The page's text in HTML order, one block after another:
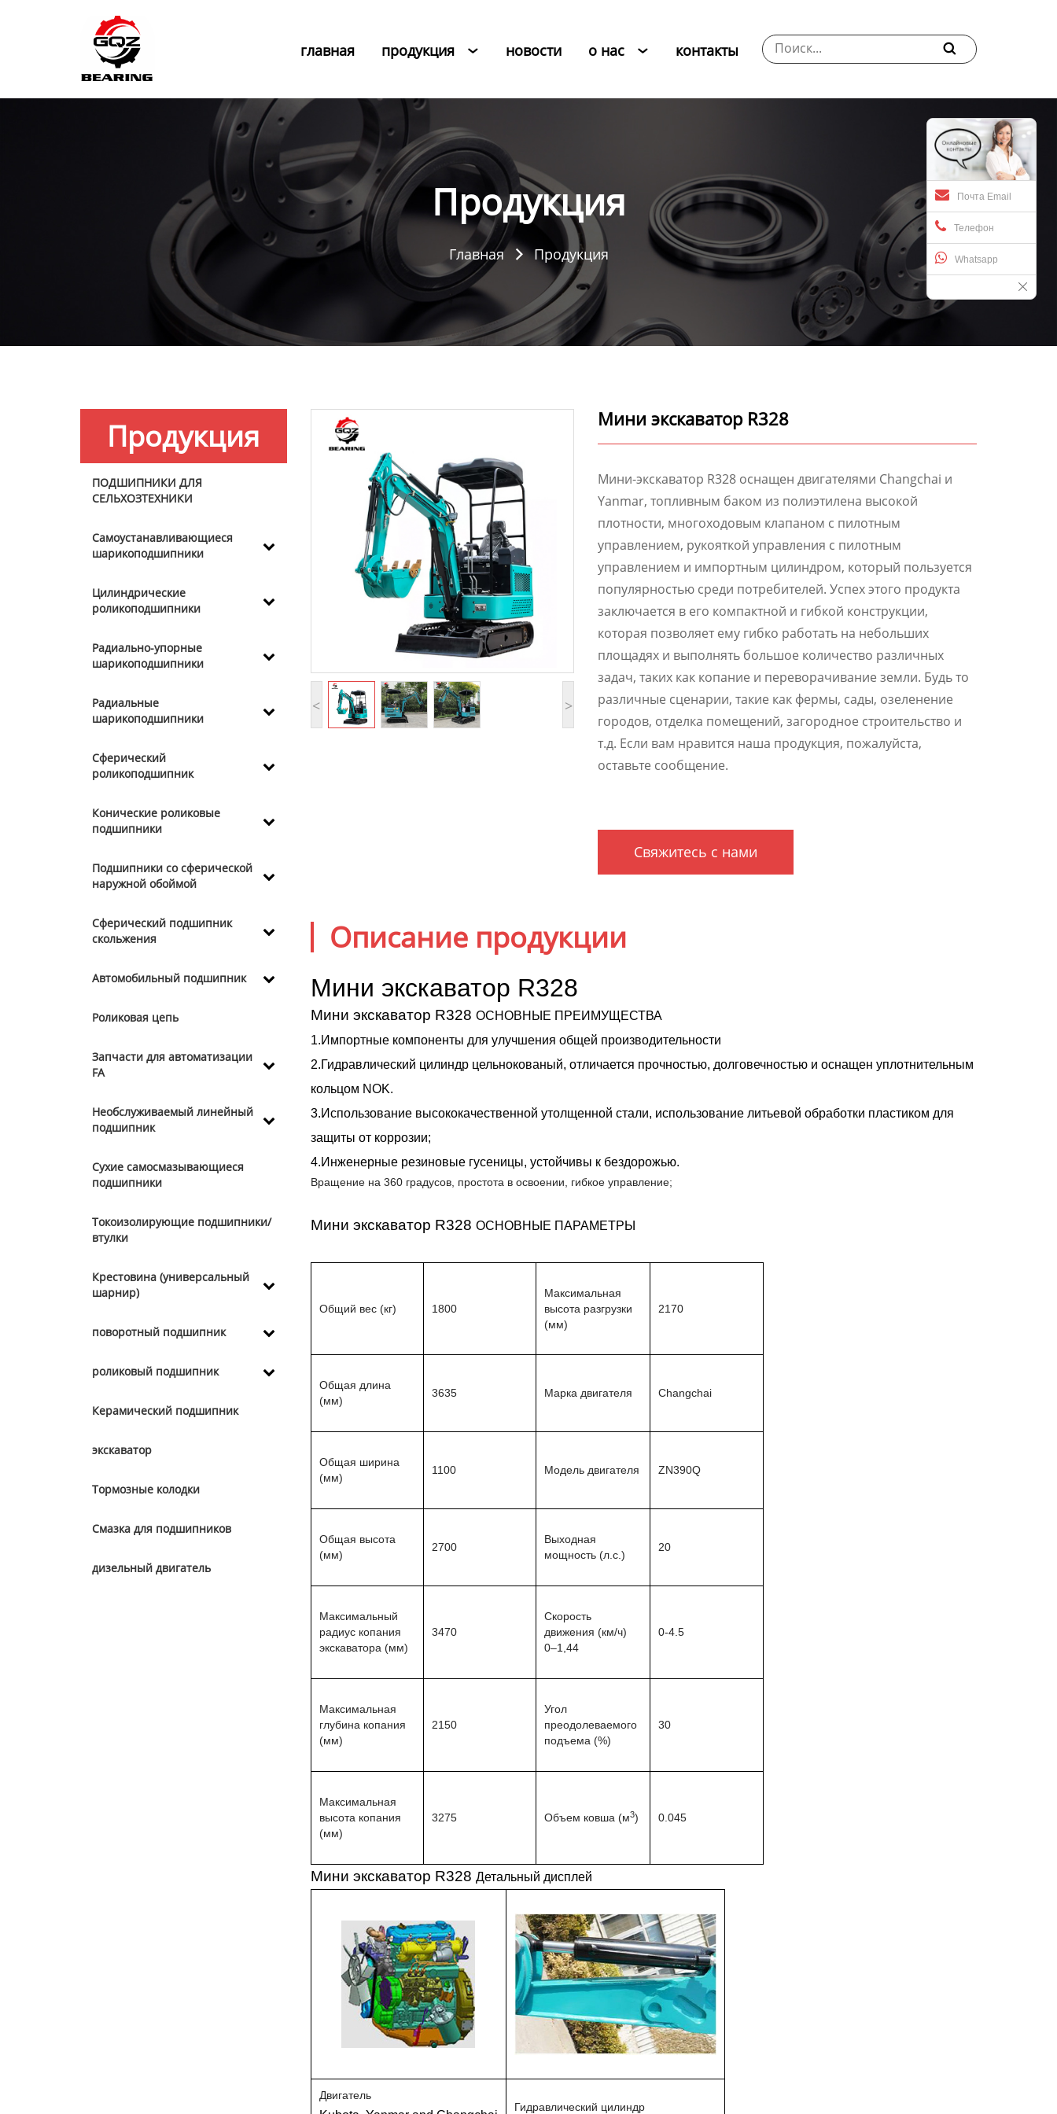
главная продукция  новости о нас  контакты 
Новости
Почта Email
Телефон
Whatsapp
Продукция
Главная  Продукция
Продукция
ПОДШИПНИКИ ДЛЯ
СЕЛЬХОЗТЕХНИКИ
Самоустанавливающиеся
шарикоподшипники
Цилиндрические
роликоподшипники
Радиально-упорные
шарикоподшипники
Радиальные
шарикоподшипники
Сферический
роликоподшипник
Конические роликовые
подшипники
Подшипники со сферической
наружной обоймой
Сферический подшипник
скольжения
Автомобильный подшипник
Роликовая цепь
Запчасти для автоматизации
FA
Необслуживаемый линейный
подшипник
Сухие самосмазывающиеся
подшипники
Токоизолирующие подшипники/
втулки
Крестовина (универсальный
шарнир)
поворотный подшипник
роликовый подшипник
Керамический подшипник
экскаватор
Тормозные колодки
Смазка для подшипников
дизельный двигатель
< >
Мини экскаватор R328
Мини-экскаватор R328 оснащен двигателями Changchai и
Yanmar, топливным баком из полиэтилена высокой
плотности, многоходовым клапаном с пилотным
управлением, рукояткой управления с пилотным
управлением и импортным цилиндром, который пользуется
популярностью среди потребителей. Успех этого продукта
заключается в его компактной и гибкой конструкции,
которая позволяет ему гибко работать на небольших
площадях и выполнять большое количество различных
задач, таких как копание и переворачивание земли. Будь то
различные сценарии, такие как фермы, сады, озеленение
городов, отделка помещений, загородное строительство и
т.д. Если вам нравится наша продукция, пожалуйста,
оставьте сообщение.
Свяжитесь с нами
Описание продукции
Мини экскаватор R328
Мини экскаватор R328 ОСНОВНЫЕ ПРЕИМУЩЕСТВА
1.Импортные компоненты для улучшения общей производительности
2.Гидравлический цилиндр цельнокованый, отличается прочностью, долговечностью и оснащен уплотнительным
кольцом NOK.
3.Использование высококачественной утолщенной стали, использование литьевой обработки пластиком для
защиты от коррозии;
4.Инженерные резиновые гусеницы, устойчивы к бездорожью.
Вращение на 360 градусов, простота в освоении, гибкое управление;
Мини экскаватор R328 ОСНОВНЫЕ ПАРАМЕТРЫ
Общий вес (кг) 1800
Максимальная
высота разгрузки
(мм)
2170
Общая длина
(мм)
3635 Марка двигателя Changchai
Общая ширина
(мм)
1100 Модель двигателя ZN390Q
Общая высота
(мм)
2700
Выходная
мощность (л.с.)
20
Максимальный
радиус копания
экскаватора (мм)
3470
Скорость
движения (км/ч)
0–1,44
0-4.5
Максимальная
глубина копания
(мм)
2150
Угол
преодолеваемого
подъема (%)
30
Максимальная
высота копания
(мм)
3275 Объем ковша (м3) 0.045
Мини экскаватор R328 Детальный дисплей
Двигатель
Гидравлический цилиндр